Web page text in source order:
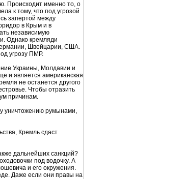
Происходит именно то, о
к тому, что под угрозой
запертой между
в Крым и в
независимую
Однако кремляди
Германии, Швейцарии, США.
угрозу ПМР.
Украины, Молдавии и
и является американская
не останется другого
Чтобы отразить
причинам.
уничтожению румынами,
Кремль сдаст
дальнейших санкций?
под водочку. А
и его окружения.
Даже если они правы на